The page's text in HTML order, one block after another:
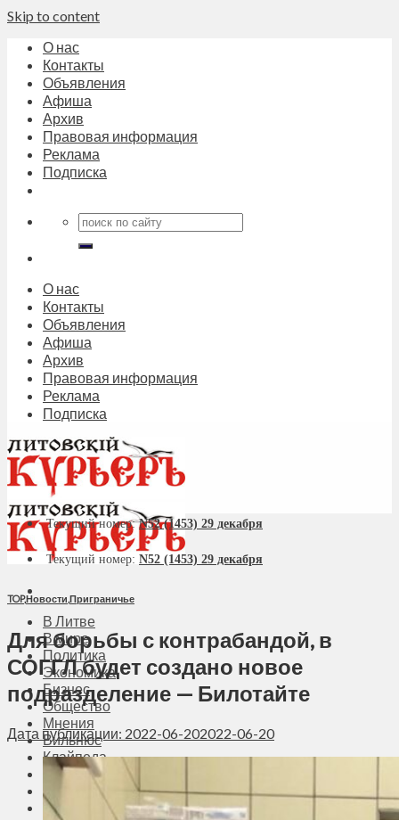
Skip to content
О нас
Контакты
Объявления
Афиша
Архив
Правовая информация
Реклама
Подписка
О нас
Контакты
Объявления
Афиша
Архив
Правовая информация
Реклама
Подписка
В Литве
В мире
Политика
Экономика
Бизнес
Общество
Мнения
Вильнюс
Клайпеда
Висагинас
Регионы
Соседи
Текущий номер:N52 (1453) 29 декабря
Текущий номер: N52 (1453) 29 декабря
TOP,Новости,Приграничье
Для борьбы с контрабандой, в
СОГГЛ будет создано новое
подразделение — Билотайте
Дата публикации: 2022-06-202022-06-20